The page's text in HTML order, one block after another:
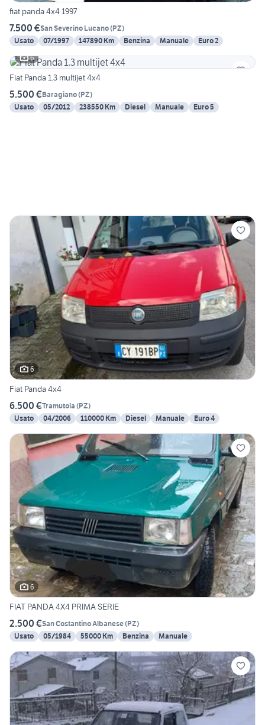
fiat panda 4x4 1997
7.500 €San Severino Lucano(PZ)
Usato
07/1997 147890 Km Benzina Manuale
Euro 2
6
Fiat Panda 1.3 multijet 4x4
5.500 €Baragiano(PZ)
Usato
05/2012 238550 Km Diesel Manuale Euro 5
6
Fiat Panda 4x4
6.500 €Tramutola (PZ)
Usato
04/2006 110000 Km Diesel Manuale Euro 4
6
FIAT PANDA 4X4 PRIMA SERIE
2.500 €San Costantino Albanese(PZ)
Usato
05/1984 55000 Km Benzina Manuale